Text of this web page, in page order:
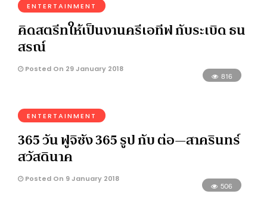
ENTERTAINMENT
คิดสตรีทให้เป็นงานครีเอทีฟ กับระเบิด ธน
สรณ์
Posted On 29 January 2018
816
ENTERTAINMENT
365 วัน ฟูจิซัง 365 รูป กับ ต่อ—สาครินทร์
สวัสดินาค
Posted On 9 January 2018
506